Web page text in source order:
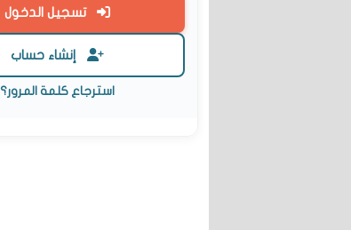
تسجيل الدخول
إنشاء حساب
استرجاع كلمة المرور؟